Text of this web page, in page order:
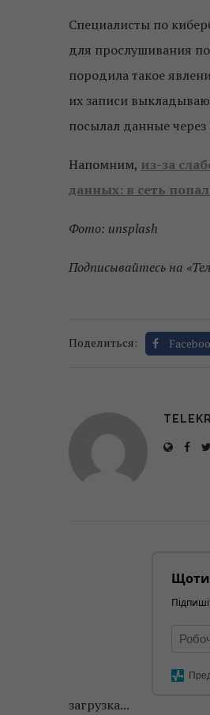
Специалисты по
для прослушивания
породила такое
их записи
посылал данные через
Напомним, из-за
данных: в сеть
Фото: unsplash
Подписывайтесь на
Поделиться:
загрузка...